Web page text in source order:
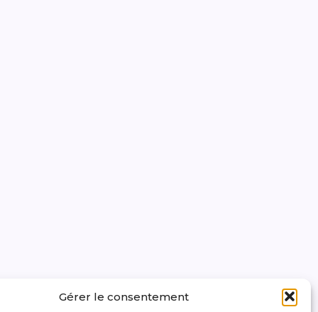
Gérer le consentement